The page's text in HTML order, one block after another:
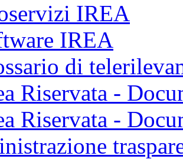
IREA
IREA
di
Riservata -
Riservata -